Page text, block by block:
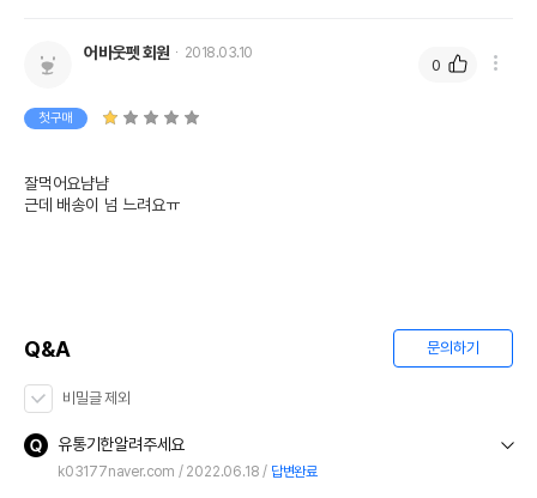
어바웃펫 회원 2018.03.10
첫구매
잘먹어요냠냠
근데 배송이 넘 느려요ㅠ
0
Q&A 문의하기
비밀글 제외
유통기한알려주세요
k03177naver.com 2022.06.18 답변완료